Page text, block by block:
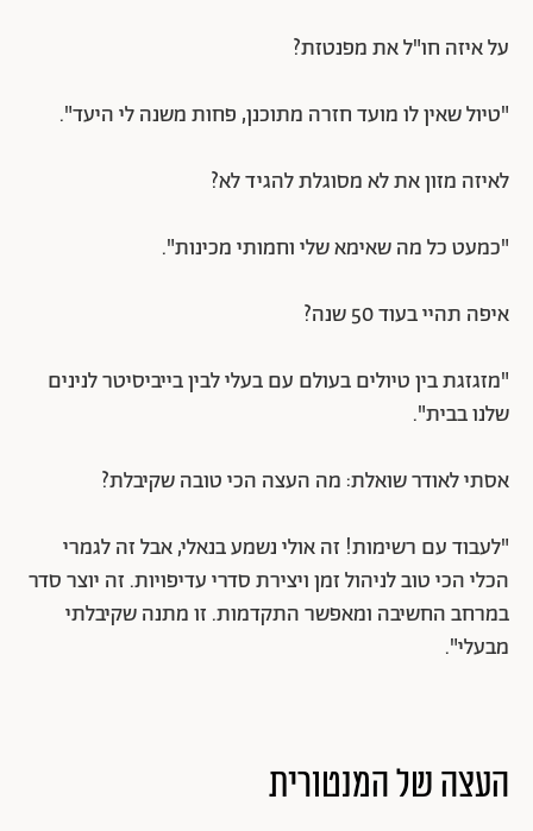
על איזה חו"ל את מפנטזת?
"טיול שאין לו מועד חזרה מתוכנן, פחות משנה לי היעד".
לאיזה מזון את לא מסוגלת להגיד לא?
"כמעט כל מה שאימא שלי וחמותי מכינות".
איפה תהיי בעוד 50 שנה?
"מזגזגת בין טיולים בעולם עם בעלי לבין בייביסיטר לנינים
שלנו בבית".
אסתי לאודר שואלת: מה העצה הכי טובה שקיבלת?
"לעבוד עם רשימות! זה אולי נשמע בנאלי, אבל זה לגמרי
הכלי הכי טוב לניהול זמן ויצירת סדרי עדיפויות. זה יוצר סדר
במרחב החשיבה ומאפשר התקדמות. זו מתנה שקיבלתי
מבעלי".
העצה של המנטורית